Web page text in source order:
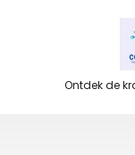
Ontdek de